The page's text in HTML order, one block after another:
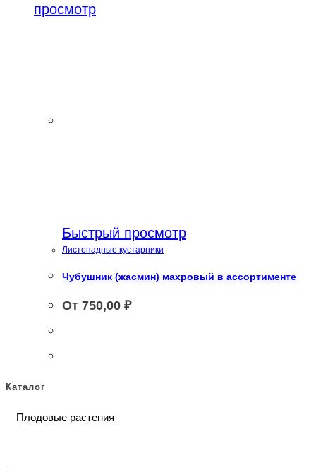
просмотр
Быстрый просмотр
Листопадные кустарники
Чубушник (жасмин) махровый в ассортименте
От 750,00 ₽
Каталог
Плодовые растения